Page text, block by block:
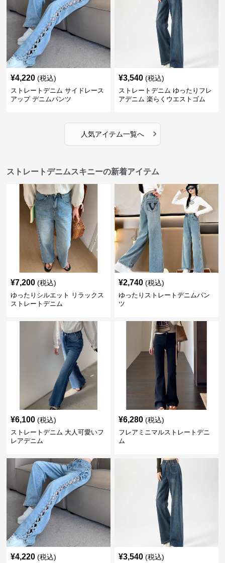
¥4,220 (税込)
ストレートデニム サイドレース
アップ デニムパンツ
¥3,540 (税込)
ストレートデニム ゆったりフレ
アデニム 楽らくウエストゴム
人気アイテム一覧へ ›
ストレートデニムスキニーの新着アイテム
¥7,200 (税込)
ゆったりシルエット リラックス
ストレートデニム
¥2,740 (税込)
ゆったりストレートデニムパン
ツ
¥6,100 (税込)
ストレートデニム 大人可愛いフ
レアデニム
¥6,280 (税込)
フレアミニマルストレートデニ
ム
¥4,220 (税込) ¥3,540 (税込)